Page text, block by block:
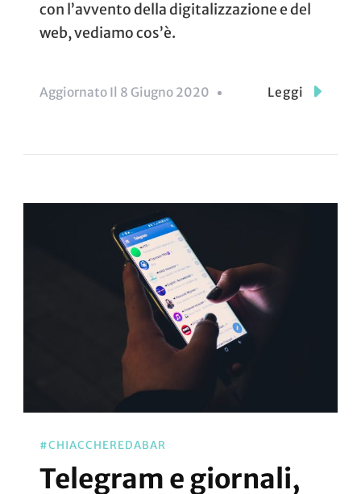
con l’avvento della digitalizzazione e del
web, vediamo cos’è.
Aggiornato Il 8 Giugno 2020 Leggi
#CHIACCHEREDABAR
Telegram e giornali,